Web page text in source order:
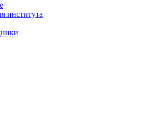
института